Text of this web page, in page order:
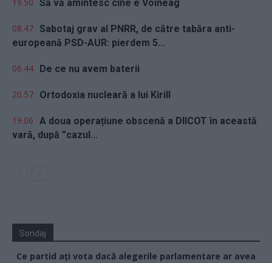
Să vă amintesc cine e Voineag
08.47 Sabotaj grav al PNRR, de către tabăra anti-
europeană PSD-AUR: pierdem 5...
06.44 De ce nu avem baterii
20.57 Ortodoxia nucleară a lui Kirill
19.06 A doua operațiune obscenă a DIICOT în această
vară, după ”cazul...
Sondaj
Ce partid ați vota dacă alegerile parlamentare ar avea